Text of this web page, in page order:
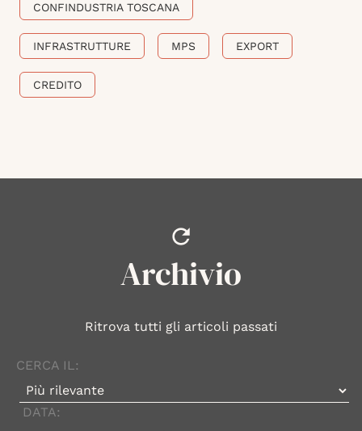
CONFINDUSTRIA TOSCANA
INFRASTRUTTURE MPS EXPORT
CREDITO
Archivio
Ritrova tutti gli articoli passati
CERCA IL:
DATA: